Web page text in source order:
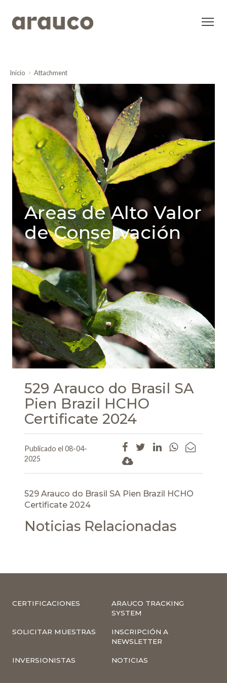
Inicio Attachment
Areas de Alto Valor
de Conservación
529 Arauco do Brasil SA
Pien Brazil HCHO
Certificate 2024
Publicado el 08-04-
2025
529 Arauco do Brasil SA Pien Brazil HCHO
Certificate 2024
Noticias Relacionadas
CERTIFICACIONES
ARAUCO TRACKING
SYSTEM
SOLICITAR MUESTRAS
INSCRIPCIÓN A
NEWSLETTER
INVERSIONISTAS NOTICIAS